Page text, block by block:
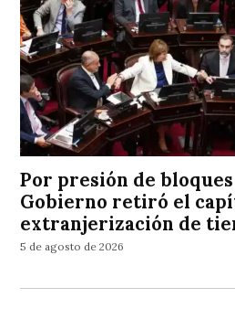
Por presión de
Gobierno retiró el
extranjerización de
5 de agosto de 2026